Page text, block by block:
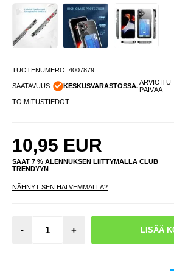
TUOTENUMERO: 4007879
SAATAVUUS: KESKUSVARASTOSSA.ARVIOITU
PÄIVÄÄ
TOIMITUSTIEDOT
10,95 EUR
SAAT 7 % ALENNUKSEN LIITTYMÄLLÄ CLUB
TRENDYYN
NÄHNYT SEN HALVEMMALLA?
- +